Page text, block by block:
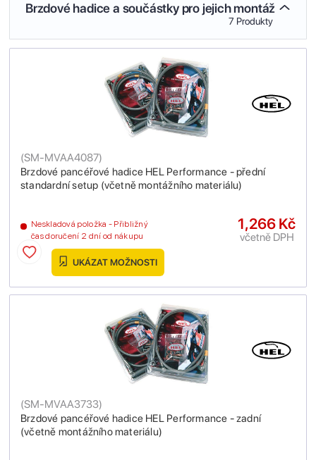
Brzdové hadice a součástky pro jejich montáž
7 Produkty
Brzdové pancéřové hadice HEL Performance - přední
standardní setup (včetně montážního materiálu)
(SM-MVAA4087)
Neskladová položka - Přibližný
čas doručení 2 dní od nákupu
1,266 Kč
včetně DPH
UKÁZAT MOŽNOSTI
Brzdové pancéřové hadice HEL Performance - zadní
(včetně montážního materiálu)
(SM-MVAA3733)